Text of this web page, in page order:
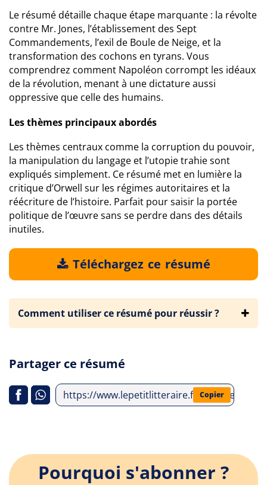
Le résumé détaille chaque étape marquante : la révolte
contre Mr. Jones, l’établissement des Sept
Commandements, l’exil de Boule de Neige, et la
transformation des cochons en tyrans. Vous
comprendrez comment Napoléon corrompt les idéaux
de la révolution, menant à une dictature aussi
oppressive que celle des humains.
Les thèmes principaux abordés
Les thèmes centraux comme la corruption du pouvoir,
la manipulation du langage et l’utopie trahie sont
expliqués simplement. Ce résumé met en lumière la
critique d’Orwell sur les régimes autoritaires et la
réécriture de l’histoire. Parfait pour saisir la portée
politique de l’œuvre sans se perdre dans des détails
inutiles.
Téléchargez ce résumé
Comment utiliser ce résumé pour réussir ?
Partager ce résumé
https://www.lepetitlitteraire.fr/analyses-
Copier
Pourquoi s'abonner ?